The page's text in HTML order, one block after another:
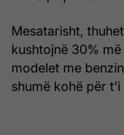
Mesatarisht,
kushtojnë 30%
modelet me
shumë kohë për